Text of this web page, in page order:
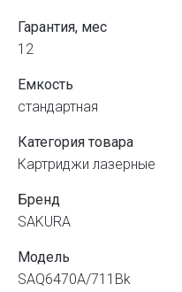
Гарантия, мес
12
Емкость
стандартная
Категория товара
Картриджи лазерные
Бренд
SAKURA
Модель
SAQ6470A/711Bk